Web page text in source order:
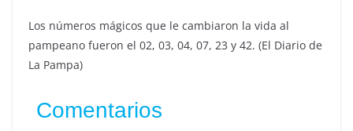
Los números mágicos que le cambiaron la vida al
pampeano fueron el 02, 03, 04, 07, 23 y 42. (El Diario de
La Pampa)
Comentarios